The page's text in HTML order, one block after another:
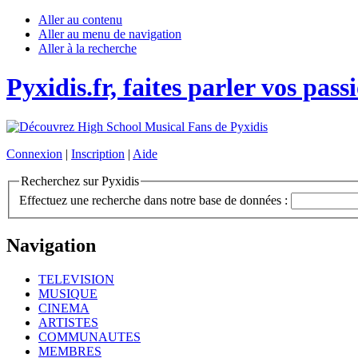
Aller au contenu
Aller au menu de navigation
Aller à la recherche
Pyxidis.fr, faites parler vos
Connexion | Inscription | Aide
Recherchez sur Pyxidis
Effectuez une recherche dans notre base de données :
Navigation
TELEVISION
MUSIQUE
CINEMA
ARTISTES
COMMUNAUTES
MEMBRES